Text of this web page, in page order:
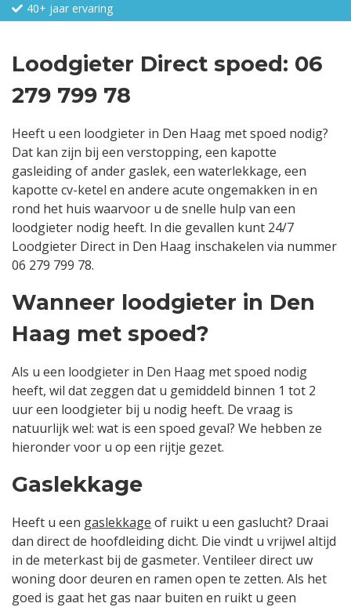
40+ jaar ervaring
Loodgieter Direct spoed: 06
279 799 78
Heeft u een loodgieter in Den Haag met spoed nodig?
Dat kan zijn bij een verstopping, een kapotte
gasleiding of ander gaslek, een waterlekkage, een
kapotte cv-ketel en andere acute ongemakken in en
rond het huis waarvoor u de snelle hulp van een
loodgieter nodig heeft. In die gevallen kunt 24/7
Loodgieter Direct in Den Haag inschakelen via nummer
06 279 799 78.
Wanneer loodgieter in Den
Haag met spoed?
Als u een loodgieter in Den Haag met spoed nodig
heeft, wil dat zeggen dat u gemiddeld binnen 1 tot 2
uur een loodgieter bij u nodig heeft. De vraag is
natuurlijk wel: wat is een spoed geval? We hebben ze
hieronder voor u op een rijtje gezet.
Gaslekkage
Heeft u een gaslekkage of ruikt u een gaslucht? Draai
dan direct de hoofdleiding dicht. Die vindt u vrijwel altijd
in de meterkast bij de gasmeter. Ventileer direct uw
woning door deuren en ramen open te zetten. Als het
goed is gaat het gas naar buiten en ruikt u geen